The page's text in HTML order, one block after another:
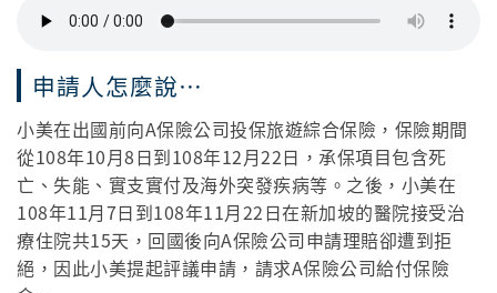
申請人怎麼說…
小美在出國前向A保險公司投保旅遊綜合保險，保險期間
從108年10月8日到108年12月22日，承保項目包含死
亡、失能、實支實付及海外突發疾病等。之後，小美在
108年11月7日到108年11月22日在新加坡的醫院接受治
療住院共15天，回國後向A保險公司申請理賠卻遭到拒
絕，因此小美提起評議申請，請求A保險公司給付保險